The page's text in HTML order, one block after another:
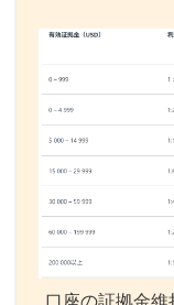
口座の証拠金